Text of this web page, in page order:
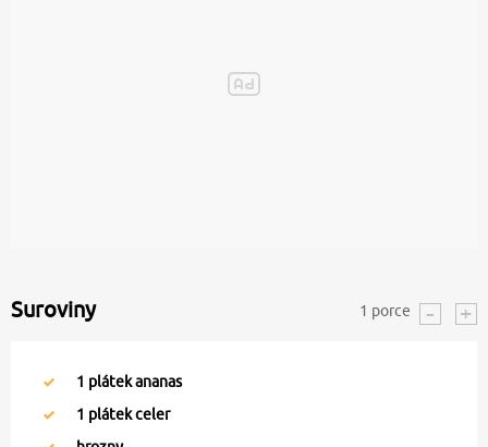
Suroviny 1 porce
1 plátek ananas
1 plátek celer